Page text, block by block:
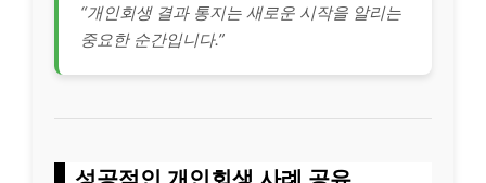
“개인회생 결과 통지는 새로운 시작을 알리는
중요한 순간입니다.”